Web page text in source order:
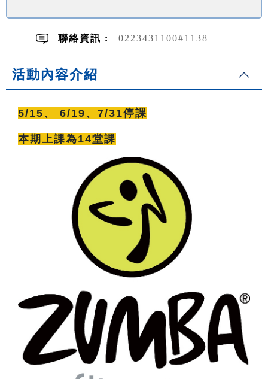
聯絡資訊 : 0223431100#1138
活動內容介紹
5/15、 6/19、7/31停課
本期上課為14堂課